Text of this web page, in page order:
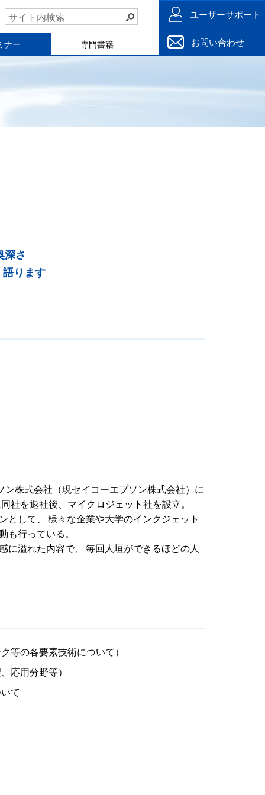
ナー 専門書籍
ユーザーサポート
お問い合わせ
深さ
語ります
株式会社（現セイコーエプソン株式会社）に
社を退社後、マイクロジェット社を設立。
して、 様々な企業や大学のインクジェット
も行っている。
溢れた内容で、 毎回人垣ができるほどの人
等の各要素技術について）
応用分野等）
て